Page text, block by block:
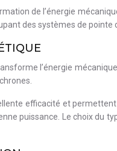
de l’énergie
des systèmes de pointe
l’énergie
efficacité et
puissance. Le choix du